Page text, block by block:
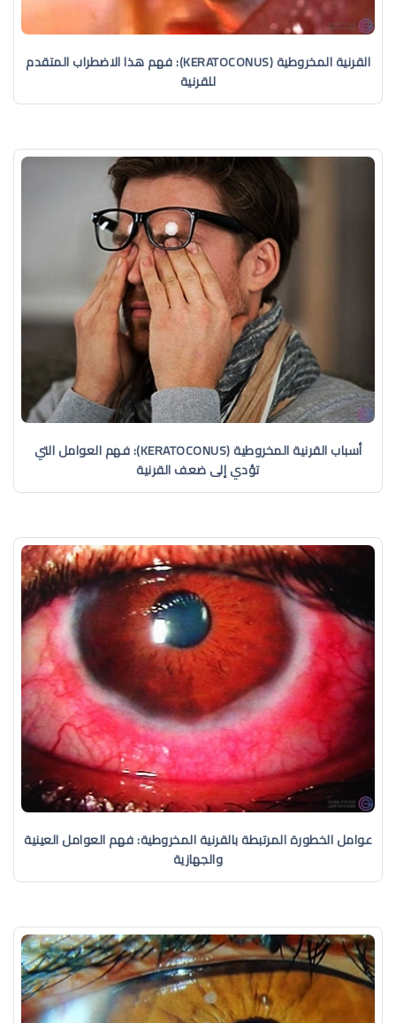
القرنية المخروطية (KERATOCONUS): فهم هذا الاضطراب المتقدم
للقرنية
أسباب القرنية المخروطية (KERATOCONUS): فهم العوامل التي
تؤدي إلى ضعف القرنية
عوامل الخطورة المرتبطة بالقرنية المخروطية: فهم العوامل العينية
والجهازية